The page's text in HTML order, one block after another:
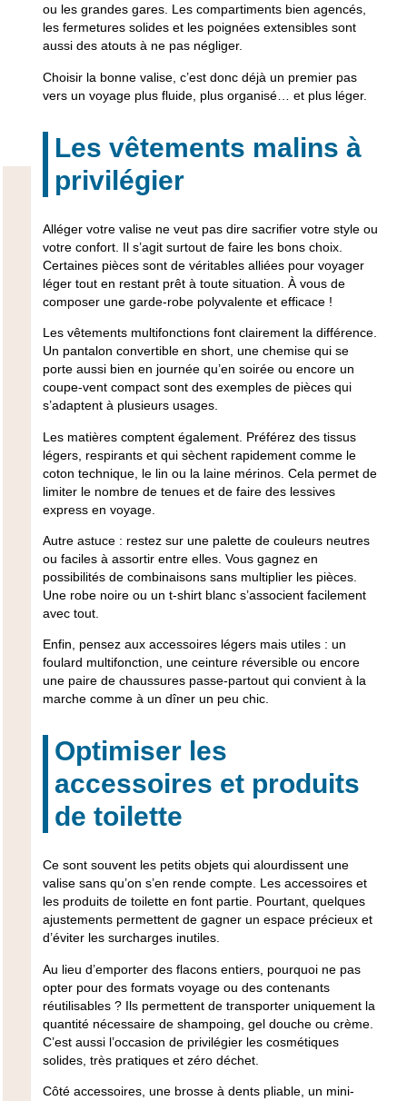
ou les grandes gares. Les compartiments bien agencés,
les fermetures solides et les poignées extensibles sont
aussi des atouts à ne pas négliger.
Choisir la bonne valise, c’est donc déjà un premier pas
vers un voyage plus fluide, plus organisé… et plus léger.
Les vêtements malins à
privilégier
Alléger votre valise ne veut pas dire sacrifier votre style ou
votre confort. Il s’agit surtout de faire les bons choix.
Certaines pièces sont de véritables alliées pour voyager
léger tout en restant prêt à toute situation. À vous de
composer une garde-robe polyvalente et efficace !
Les vêtements multifonctions font clairement la différence.
Un pantalon convertible en short, une chemise qui se
porte aussi bien en journée qu’en soirée ou encore un
coupe-vent compact sont des exemples de pièces qui
s’adaptent à plusieurs usages.
Les matières comptent également. Préférez des tissus
légers, respirants et qui sèchent rapidement comme le
coton technique, le lin ou la laine mérinos. Cela permet de
limiter le nombre de tenues et de faire des lessives
express en voyage.
Autre astuce : restez sur une palette de couleurs neutres
ou faciles à assortir entre elles. Vous gagnez en
possibilités de combinaisons sans multiplier les pièces.
Une robe noire ou un t-shirt blanc s’associent facilement
avec tout.
Enfin, pensez aux accessoires légers mais utiles : un
foulard multifonction, une ceinture réversible ou encore
une paire de chaussures passe-partout qui convient à la
marche comme à un dîner un peu chic.
Optimiser les
accessoires et produits
de toilette
Ce sont souvent les petits objets qui alourdissent une
valise sans qu’on s’en rende compte. Les accessoires et
les produits de toilette en font partie. Pourtant, quelques
ajustements permettent de gagner un espace précieux et
d’éviter les surcharges inutiles.
Au lieu d’emporter des flacons entiers, pourquoi ne pas
opter pour des formats voyage ou des contenants
réutilisables ? Ils permettent de transporter uniquement la
quantité nécessaire de shampoing, gel douche ou crème.
C’est aussi l’occasion de privilégier les cosmétiques
solides, très pratiques et zéro déchet.
Côté accessoires, une brosse à dents pliable, un mini-